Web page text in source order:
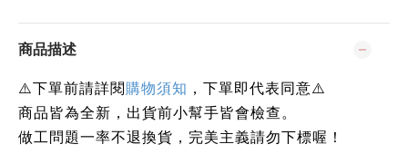
商品描述
⚠️下單前請詳閱 購物須知 ，下單即代表同意⚠️
商品皆為全新，出貨前小幫手皆會檢查。
做工問題一率不退換貨，完美主義請勿下標喔！